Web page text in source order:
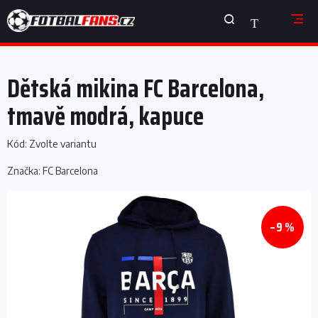
na
obsah
NÁKUPNÍ
KOŠÍK
Dětská mikina FC Barcelona,
tmavě modrá, kapuce
Kód: Zvolte variantu
Značka: FC Barcelona
–9 %